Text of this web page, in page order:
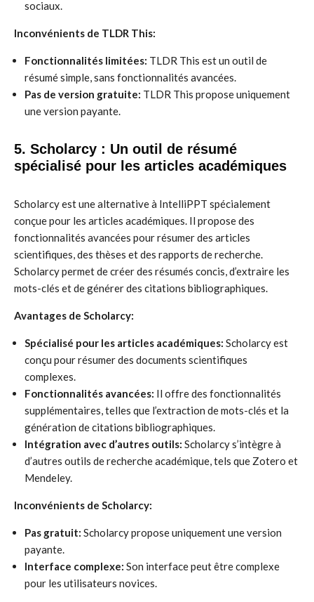
sociaux.
Inconvénients de TLDR This:
Fonctionnalités limitées: TLDR This est un outil de
résumé simple, sans fonctionnalités avancées.
Pas de version gratuite: TLDR This propose uniquement
une version payante.
5. Scholarcy : Un outil de résumé
spécialisé pour les articles académiques
Scholarcy est une alternative à IntelliPPT spécialement
conçue pour les articles académiques. Il propose des
fonctionnalités avancées pour résumer des articles
scientifiques, des thèses et des rapports de recherche.
Scholarcy permet de créer des résumés concis, d’extraire les
mots-clés et de générer des citations bibliographiques.
Avantages de Scholarcy:
Spécialisé pour les articles académiques: Scholarcy est
conçu pour résumer des documents scientifiques
complexes.
Fonctionnalités avancées: Il offre des fonctionnalités
supplémentaires, telles que l’extraction de mots-clés et la
génération de citations bibliographiques.
Intégration avec d’autres outils: Scholarcy s’intègre à
d’autres outils de recherche académique, tels que Zotero et
Mendeley.
Inconvénients de Scholarcy:
Pas gratuit: Scholarcy propose uniquement une version
payante.
Interface complexe: Son interface peut être complexe
pour les utilisateurs novices.